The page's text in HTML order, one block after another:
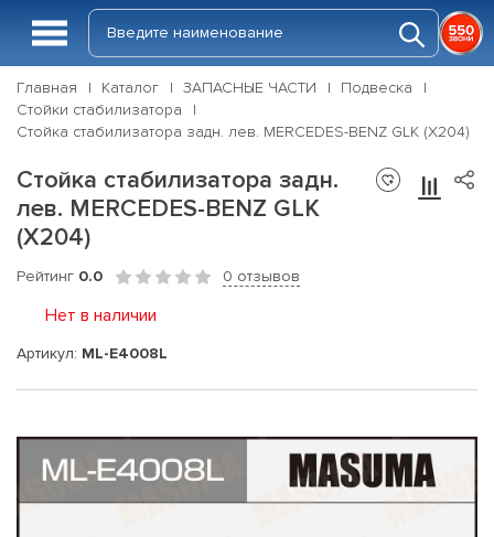
Главная Каталог ЗАПАСНЫЕ ЧАСТИ
Подвеска
Стойки стабилизатора
Стойка стабилизатора задн. лев. MERCEDES-BENZ GLK (X204)
Стойка стабилизатора задн.
лев. MERCEDES-BENZ GLK
(X204)
Рейтинг 0.0 0 отзывов
Нет в наличии
Артикул: ML-E4008L